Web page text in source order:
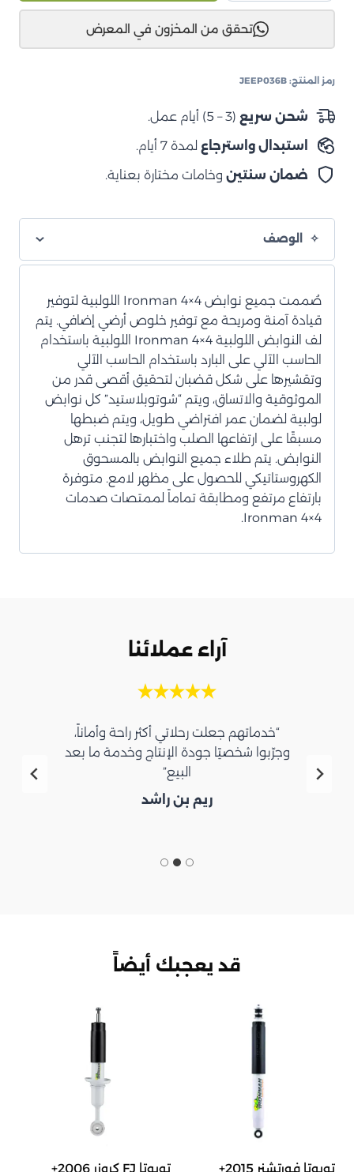
رانجلر
2018+
لولبي
متوسط
بوصات
تحقق من المخزون في المعرض
رمز المنتج: JEEP036B
شحن سريع (3 – 5) أيام عمل.
استبدال واسترجاع لمدة 7 أيام.
ضمان سنتين وخامات مختارة بعناية.
الوصف
صُممت جميع نوابض Ironman 4×4 اللولبية لتوفير
قيادة آمنة ومريحة مع توفير خلوص أرضي إضافي. يتم
لف النوابض اللولبية Ironman 4×4 اللولبية باستخدام
الحاسب الآلي على البارد باستخدام الحاسب الآلي
وتقشيرها على شكل قضبان لتحقيق أقصى قدر من
الموثوقية والاتساق، ويتم “شوتوبلاستيد” كل نوابض
لولبية لضمان عمر افتراضي طويل، ويتم ضبطها
مسبقًا على ارتفاعها الصلب واختبارها لتجنب ترهل
النوابض. يتم طلاء جميع النوابض بالمسحوق
الكهروستاتيكي للحصول على مظهر لامع. متوفرة
بارتفاع مرتفع ومطابقة تماماً لممتصات صدمات
Ironman 4×4.
آراء عملائنا
“خدماتهم جعلت رحلاتي أكثر راحة وأماناً،
وجرّبوا شخصيًا جودة الإنتاج وخدمة ما بعد
البيع”
ريم بن راشد
قد يعجبك أيضاً
تويوتا فورتشنر 2015+ تويوتا FJ كروزر 2006+